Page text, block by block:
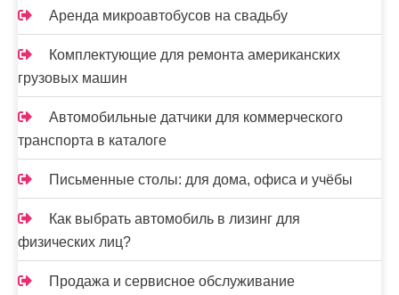
Аренда микроавтобусов на свадьбу
Комплектующие для ремонта американских
грузовых машин
Автомобильные датчики для коммерческого
транспорта в каталоге
Письменные столы: для дома, офиса и учёбы
Как выбрать автомобиль в лизинг для
физических лиц?
Продажа и сервисное обслуживание